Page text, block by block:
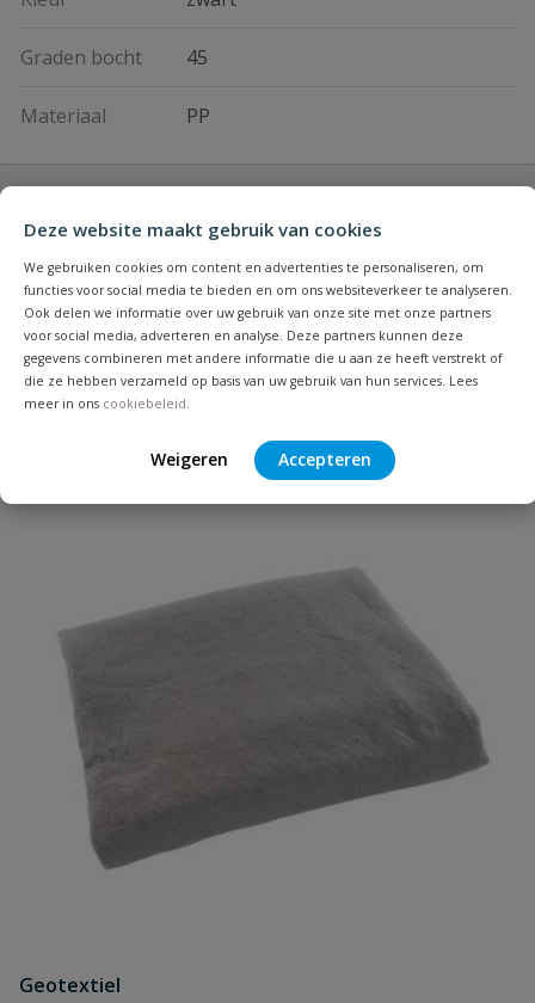
Deze website maakt gebruik van cookies
We gebruiken cookies om content en advertenties te personaliseren, om
functies voor social media te bieden en om ons websiteverkeer te analyseren.
Ook delen we informatie over uw gebruik van onze site met onze partners
voor social media, adverteren en analyse. Deze partners kunnen deze
gegevens combineren met andere informatie die u aan ze heeft verstrekt of
die ze hebben verzameld op basis van uw gebruik van hun services. Lees
meer in ons cookiebeleid.
Weigeren Accepteren
Graden bocht 45
Materiaal PP
Heb je zelf ook een vraag over
dit product?
Stel jouw
vraag
Beoordelingen
Schrijf zelf een beoordeling
Je beoordeelt:Drainage T-stuk 45° 100 mm
Uw waardering:
Samenvatting
Beoordeling
Beoordeling versturen
Bijpassende producten
Geotextiel